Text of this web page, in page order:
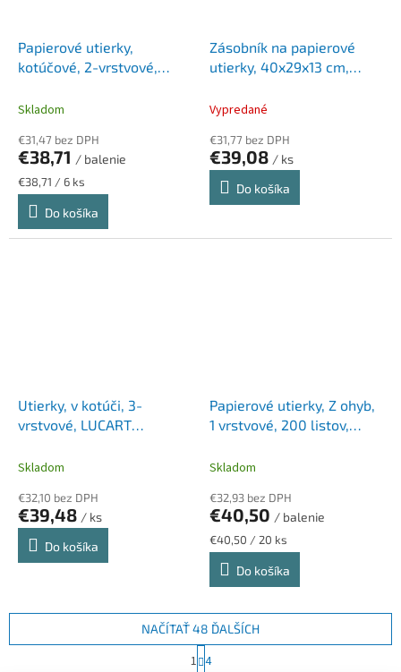
Papierové utierky,
kotúčové, 2-vrstvové,
biele
Skladom
€31,47 bez DPH
€38,71 / balenie
Jednotková
cena:
€38,71 / 6 ks
Do košíka
Zásobník na papierové
utierky, 40x29x13 cm,
čierna
Vypredané
€31,77 bez DPH
€39,08 / ks
Do košíka
Utierky, v kotúči, 3-
vrstvové, LUCART
modrá
Skladom
€32,10 bez DPH
€39,48 / ks
Do košíka
Papierové utierky, Z ohyb,
1 vrstvové, 200 listov,
Skladom
€32,93 bez DPH
€40,50 / balenie
Jednotková
cena:
€40,50 / 20 ks
Do košíka
NAČÍTAŤ 48 ĎALŠÍCH
S
t
1 4